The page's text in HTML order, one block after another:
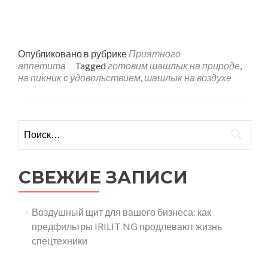
Опубликовано в рубрике Приятного
аппетита
Taggedготовим шашлык на природе
на пикник с удовольствием шашлык на воздухе
СВЕЖИЕ ЗАПИСИ
Воздушный щит для вашего бизнеса: как
предфильтры IRILIT NG продлевают жизнь
спецтехники